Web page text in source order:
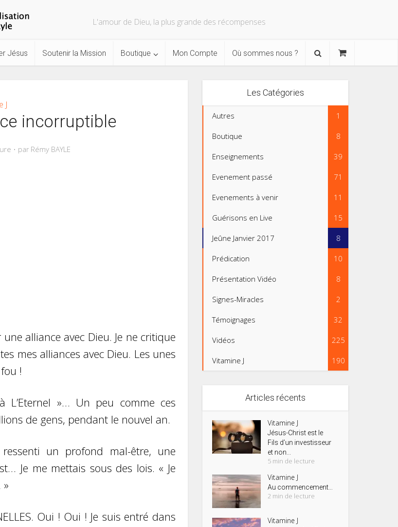
L'amour de Dieu, la plus grande des récompenses
Jésus Soutenir la Mission Boutique Mon Compte Où sommes nous ?
J
incorruptible
par Rémy BAYLE
alliance avec Dieu. Je ne critique
mes alliances avec Dieu. Les unes
!
L’Eternel »… Un peu comme ces
de gens, pendant le nouvel an.
un profond mal-être, une
Je me mettais sous des lois. « Je
»
Oui ! Oui ! Je suis entré dans
Les Catégories
Autres 1
Boutique 8
Enseignements 39
Evenement passé 71
Evenements à venir 11
Guérisons en Live 15
Jeûne Janvier 2017 8
Prédication 10
Présentation Vidéo 8
Signes-Miracles 2
Témoignages 32
Vidéos 225
Vitamine J 190
Articles récents
Vitamine J
Jésus-Christ est le
Fils d’un investisseur
et non...
5 min de lecture
Vitamine J
Au commencement…
2 min de lecture
Vitamine J